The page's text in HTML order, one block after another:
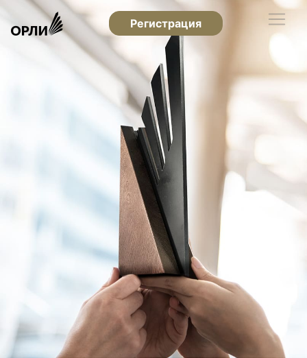
Регистрация